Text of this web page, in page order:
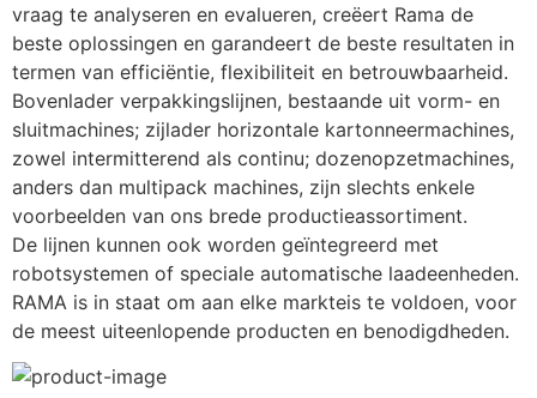
vraag te analyseren en evalueren, creëert Rama de
beste oplossingen en garandeert de beste resultaten in
termen van efficiëntie, flexibiliteit en betrouwbaarheid.
Bovenlader verpakkingslijnen, bestaande uit vorm- en
sluitmachines; zijlader horizontale kartonneermachines,
zowel intermitterend als continu; dozenopzetmachines,
anders dan multipack machines, zijn slechts enkele
voorbeelden van ons brede productieassortiment.
De lijnen kunnen ook worden geïntegreerd met
robotsystemen of speciale automatische laadeenheden.
RAMA is in staat om aan elke markteis te voldoen, voor
de meest uiteenlopende producten en benodigdheden.